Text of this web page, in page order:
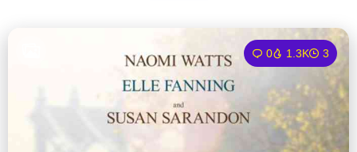
0 1.3K 3